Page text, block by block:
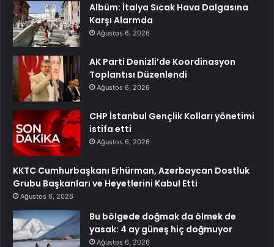
Albüm: İtalya Sıcak Hava Dalgasına
Karşı Alarmda
Ağustos 6, 2026
AK Parti Denizli’de Koordinasyon
Toplantısı Düzenlendi
Ağustos 6, 2026
CHP İstanbul Gençlik Kolları yönetimi
istifa etti
Ağustos 6, 2026
KKTC Cumhurbaşkanı Erhürman, Azerbaycan Dostluk
Grubu Başkanları ve Heyetlerini Kabul Etti
Ağustos 6, 2026
Bu bölgede doğmak da ölmek de
yasak: 4 ay güneş hiç doğmuyor
Ağustos 6, 2026